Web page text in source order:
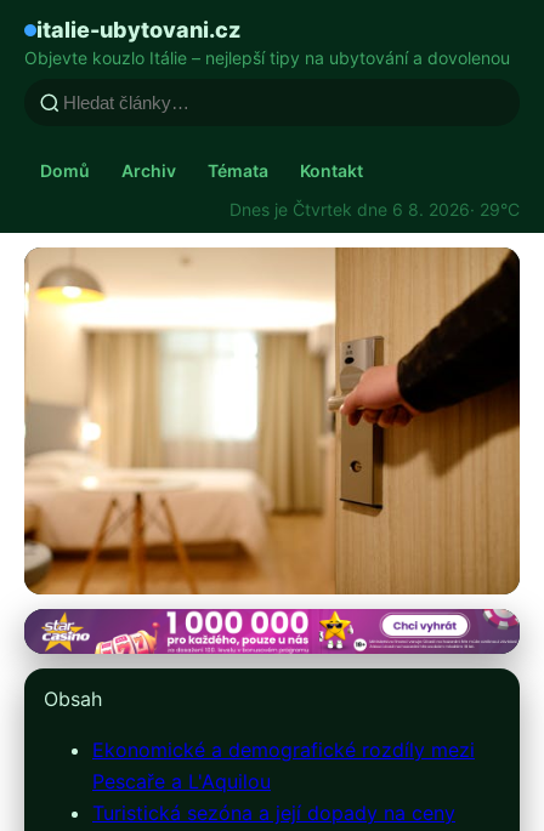
italie-ubytovani.cz
Objevte kouzlo Itálie – nejlepší tipy na ubytování a dovolenou
Domů Archiv Témata
Kontakt
Dnes je Čtvrtek dne 6 8. 2026· 29°C
italie-ubytovani.cz
Pescara vs. L'Aquila: Proč se
ceny ubytování tak liší?
21. 3. 2026· 10 min čtení · Autor: Kristián Novotný
Obsah
Ekonomické a demografické rozdíly mezi
Pescaře a L'Aquilou
Turistická sezóna a její dopady na ceny